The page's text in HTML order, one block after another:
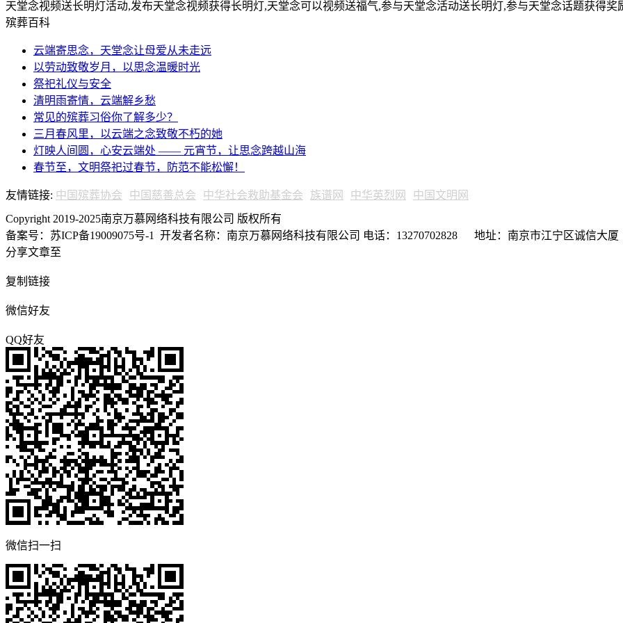
天堂念视频送长明灯活动,发布天堂念视频获得长明灯,天堂念可以视频送福气,参与天堂念活动送长明灯,参与天堂念话题获得奖
殡葬百科
云端寄思念，天堂念让母爱从未走远
以劳动致敬岁月，以思念温暖时光
祭祀礼仪与安全
清明雨寄情，云端解乡愁
常见的殡葬习俗你了解多少？
三月春风里，以云端之念致敬不朽的她
灯映人间圆，心安云端处 —— 元宵节，让思念跨越山海
春节至，文明祭祀过春节，防范不能松懈！
友情链接: 中国殡葬协会 中国慈善总会 中华社会救助基金会 族谱网 中华英烈网
中国文明网
Copyright 2019-2025南京万慕网络科技有限公司 版权所有
备案号：苏ICP备19009075号-1
开发者名称：南京万慕网络科技有限公司 电话：13270702828 地址：南京市江宁区诚信大厦
分享文章至
复制链接
微信好友
QQ好友
微信扫一扫